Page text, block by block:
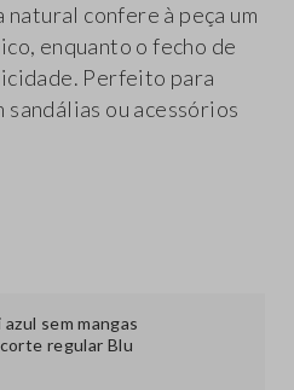
confere à peça um
enquanto o fecho de
Perfeito para
sandálias ou acessórios